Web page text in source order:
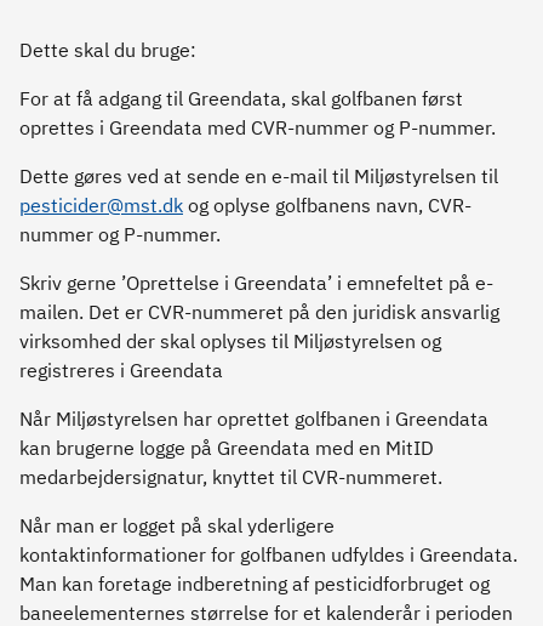
Dette skal du bruge:
For at få adgang til Greendata, skal golfbanen først
oprettes i Greendata med CVR-nummer og P-nummer.
Dette gøres ved at sende en e-mail til Miljøstyrelsen til
pesticider@mst.dk og oplyse golfbanens navn, CVR-
nummer og P-nummer.
Skriv gerne ’Oprettelse i Greendata’ i emnefeltet på e-
mailen. Det er CVR-nummeret på den juridisk ansvarlig
virksomhed der skal oplyses til Miljøstyrelsen og
registreres i Greendata
Når Miljøstyrelsen har oprettet golfbanen i Greendata
kan brugerne logge på Greendata med en MitID
medarbejdersignatur, knyttet til CVR-nummeret.
Når man er logget på skal yderligere
kontaktinformationer for golfbanen udfyldes i Greendata.
Man kan foretage indberetning af pesticidforbruget og
baneelementernes størrelse for et kalenderår i perioden